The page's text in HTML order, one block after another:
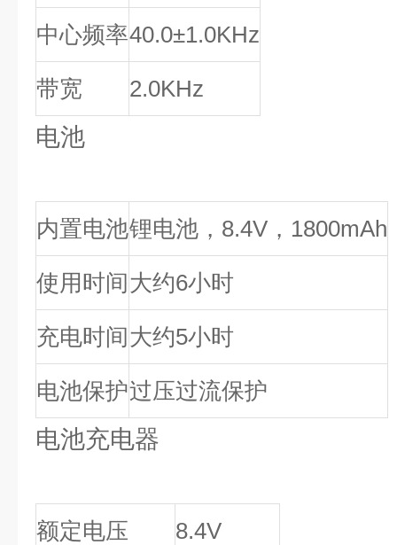
中心频率40.0±1.0KHz
带宽 2.0KHz
电池
内置电池锂电池，8.4V，1800mAh
使用时间大约6小时
充电时间大约5小时
电池保护过压过流保护
电池充电器
额定电压 8.4V